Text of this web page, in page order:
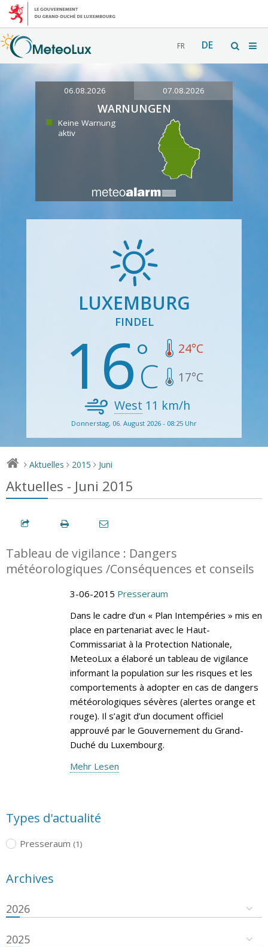
FR DE
06.08.2026 07.08.2026
WARNUNGEN
Keine Warnung
aktiv
LUXEMBURG
FINDEL
16 24°C
17°C
West 11 km/h
Donnerstag, 06. August 2026 - 08:25 Uhr
> Aktuelles > 2015 > Juni
Aktuelles - Juni 2015
Tableau de vigilance : Dangers
météorologiques /Conséquences et conseils
3-06-2015 Presseraum
Dans le cadre d’un « Plan Intempéries » mis en
place en partenariat avec le Haut-
Commissariat à la Protection Nationale,
MeteoLux a élaboré un tableau de vigilance
informant la population sur les risques et les
comportements à adopter en cas de dangers
météorologiques sévères (alertes orange et
rouge). Il s’agit d’un document officiel
approuvé par le Gouvernement du Grand-
Duché du Luxembourg.
Mehr Lesen
Types d'actualité
Presseraum (1)
Archives
2026
2025